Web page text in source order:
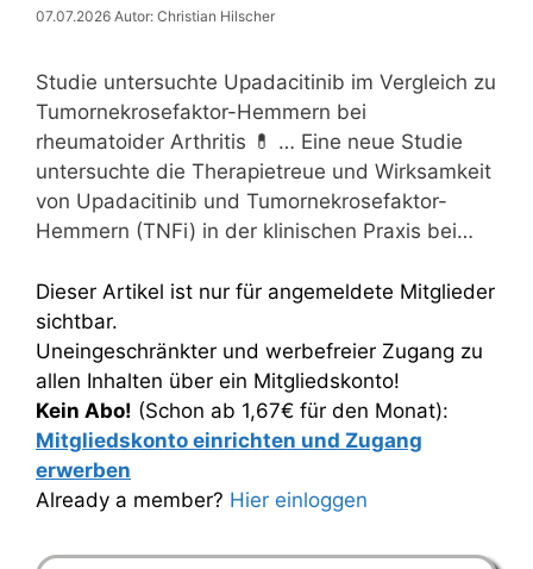
07.07.2026 Autor: Christian Hilscher
Studie untersuchte Upadacitinib im Vergleich zu
Tumornekrosefaktor-Hemmern bei
rheumatoider Arthritis 💊 … Eine neue Studie
untersuchte die Therapietreue und Wirksamkeit
von Upadacitinib und Tumornekrosefaktor-
Hemmern (TNFi) in der klinischen Praxis bei…
Dieser Artikel ist nur für angemeldete Mitglieder
sichtbar.
Uneingeschränkter und werbefreier Zugang zu
allen Inhalten über ein Mitgliedskonto!
Kein Abo! (Schon ab 1,67€ für den Monat):
Mitgliedskonto einrichten und Zugang
erwerben
Already a member? Hier einloggen